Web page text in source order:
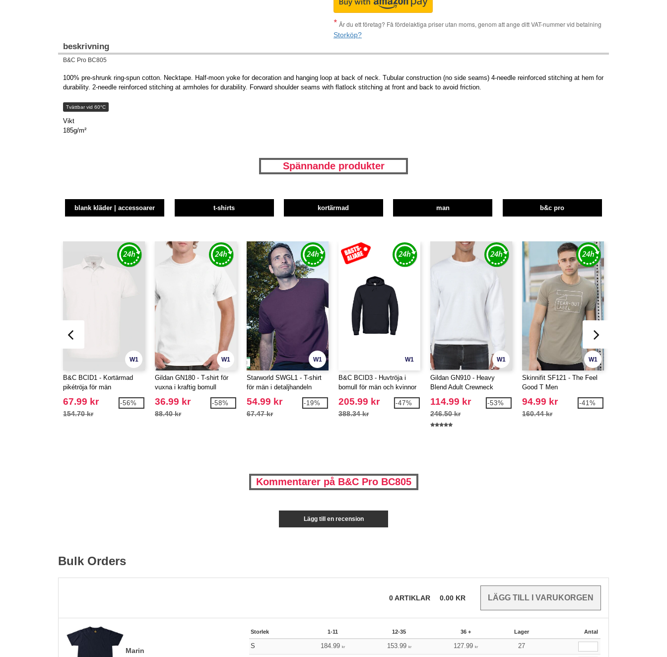
Är du ett företag? Få fördelaktiga priser utan moms, genom att ange ditt VAT-nummer vid betalning
Storköp?
beskrivning
B&C Pro BC805
100% pre-shrunk ring-spun cotton. Necktape. Half-moon yoke for decoration and hanging loop at back of neck. Tubular construction (no side seams) 4-needle reinforced stitching at hem for
durability. 2-needle reinforced stitching at armholes for durability. Forward shoulder seams with flatlock stitching at front and back to avoid friction.
Tvättbar vid 60°C
Vikt
185g/m²
Spännande produkter
blank kläder | accessoarer t-shirts kortärmad man b&c pro
W1
B&C BCID1 - Kortärmad
pikétröja för män
67.99 kr
154.70 kr
-56%
W1
Gildan GN180 - T-shirt för
vuxna i kraftig bomull
36.99 kr
88.40 kr
-58%
W1
Starworld SWGL1 - T-shirt
för män i detaljhandeln
54.99 kr
67.47 kr
-19%
W1
B&C BCID3 - Huvtröja i
bomull för män och kvinnor
205.99 kr
388.34 kr
-47%
W1
Gildan GN910 - Heavy
Blend Adult Crewneck
Sweatshirt
114.99 kr
246.50 kr
-53%
W1
Skinnifit SF121 - The Feel
Good T Men
94.99 kr
160.44 kr
-41%
Kommentarer på B&C Pro BC805
Lägg till en recension
Bulk Orders
0ARTIKLAR 0.00 KR
Marin
Storlek 1-11 12-35 36 + Lager Antal
S 184.99kr 153.99 kr 127.99 kr 27